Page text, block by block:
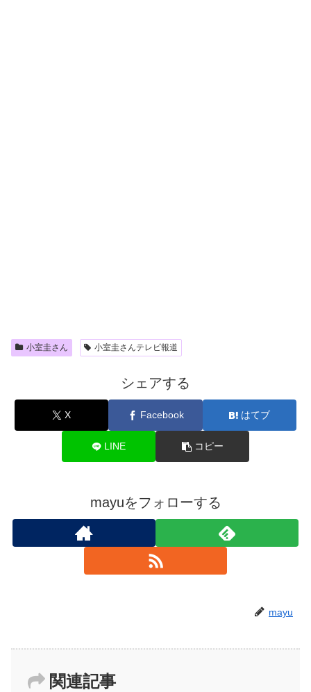
小室圭さん 小室圭さんテレビ報道
シェアする
X Facebook はてブ
LINE コピー
mayuをフォローする
mayu
関連記事